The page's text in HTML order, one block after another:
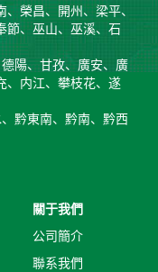
榮昌、開州、梁平、
節、巫山、巫溪、石
陽、甘孜、廣安、廣
、内江、攀枝花、遂
黔東南、黔南、黔西
關于我們
公司簡介
聯系我們